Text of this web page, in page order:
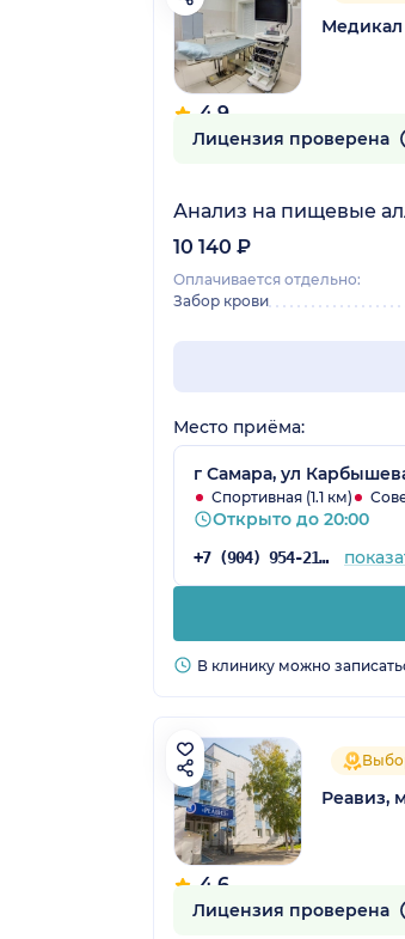
4.9
475 отзывов
Лицензия проверена
Анализ на пищевые
10 140 ₽
Оплачивается отдельно:
Забор крови
Место приёма:
г Самара, ул
Спортивная (1.1 км)
Открыто до 20:00
+7 (904) 954-21-39
В клинику можно
4.6
164 отзыва
Реавиз,
Лицензия проверена